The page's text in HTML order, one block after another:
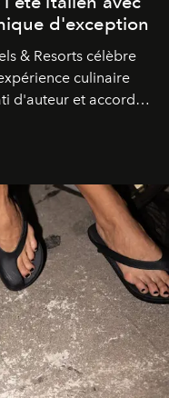
d'exception
& Resorts célèbre
culinaire
d'auteur et accords
voyage sensoriel.